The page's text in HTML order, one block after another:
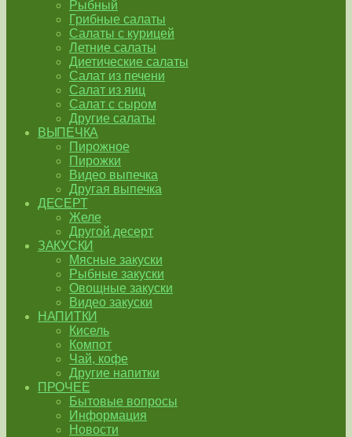
Рыбный
Грибные салаты
Салаты с курицей
Летние салаты
Диетические салаты
Салат из печени
Салат из яиц
Салат с сыром
Другие салаты
ВЫПЕЧКА
Пирожное
Пирожки
Видео выпечка
Другая выпечка
ДЕСЕРТ
Желе
Другой десерт
ЗАКУСКИ
Мясные закуски
Рыбные закуски
Овощные закуски
Видео закуски
НАПИТКИ
Кисель
Компот
Чай, кофе
Другие напитки
ПРОЧЕЕ
Бытовые вопросы
Информация
Новости